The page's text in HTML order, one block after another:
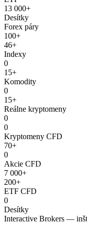
13 000+
Desítky
Forex páry
100+
46+
Indexy
0
15+
Komodity
0
15+
Reálne kryptomeny
0
0
Kryptomeny CFD
70+
0
Akcie CFD
7 000+
200+
ETF CFD
0
Desítky
Interactive Brokers —